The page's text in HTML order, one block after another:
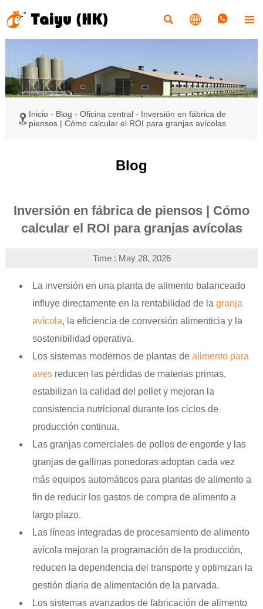
   
 Inicio- Blog - Oficina central- Inversión en fábrica de
piensos | Cómo calcular el ROI para granjas avícolas
Blog
Inversión en fábrica de piensos | Cómo
calcular el ROI para granjas avícolas
Time : May 28, 2026
La inversión en una planta de alimento balanceado
influye directamente en la rentabilidad de lagranja
avícola, la eficiencia de conversión alimenticia y la
sostenibilidad operativa.
Los sistemas modernos de plantas dealimento para
aves reducen las pérdidas de materias primas,
estabilizan la calidad del pellet y mejoran la
consistencia nutricional durante los ciclos de
producción continua.
Las granjas comerciales de pollos de engorde y las
granjas de gallinas ponedoras adoptan cada vez
más equipos automáticos para plantas de alimento a
fin de reducir los gastos de compra de alimento a
largo plazo.
Las líneas integradas de procesamiento de alimento
avícola mejoran la programación de la producción,
reducen la dependencia del transporte y optimizan la
gestión diaria de alimentación de la parvada.
Los sistemas avanzados de fabricación de alimento